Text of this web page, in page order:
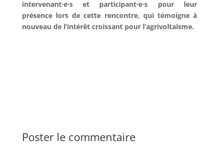
intervenant·e·s et participant·e·s pour leur
présence lors de cette rencontre, qui témoigne à
nouveau de l’intérêt croissant pour l’agrivoltaïsme.
Poster le commentaire